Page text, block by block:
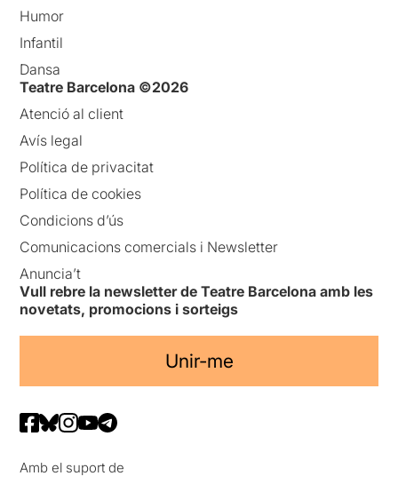
Humor
Infantil
Dansa
Teatre Barcelona ©2026
Atenció al client
Avís legal
Política de privacitat
Política de cookies
Condicions d’ús
Comunicacions comercials i Newsletter
Anuncia’t
Vull rebre la newsletter de Teatre Barcelona amb les
novetats, promocions i sorteigs
Unir-me
Amb el suport de